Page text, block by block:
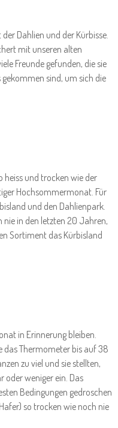
Dahlien und der Kürbisse.
mit unseren alten
Freunde gefunden, die sie
sind, um sich die
heiss und trocken wie der
Hochsommermonat. Für
und den Dahlienpark.
nie in den letzten 20 Jahren,
Sortiment das Kürbisland
in Erinnerung bleiben.
das Thermometer bis auf 38
zu viel und sie stellten,
oder weniger ein. Das
Bedingungen gedroschen
so trocken wie noch nie